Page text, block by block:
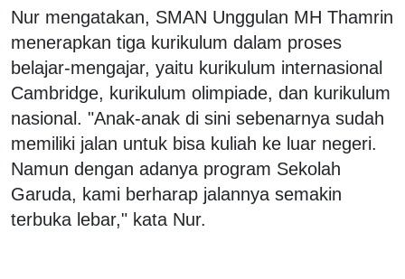
Nur mengatakan, SMAN Unggulan MH Thamrin
menerapkan tiga kurikulum dalam proses
belajar-mengajar, yaitu kurikulum internasional
Cambridge, kurikulum olimpiade, dan kurikulum
nasional. "Anak-anak di sini sebenarnya sudah
memiliki jalan untuk bisa kuliah ke luar negeri.
Namun dengan adanya program Sekolah
Garuda, kami berharap jalannya semakin
terbuka lebar," kata Nur.